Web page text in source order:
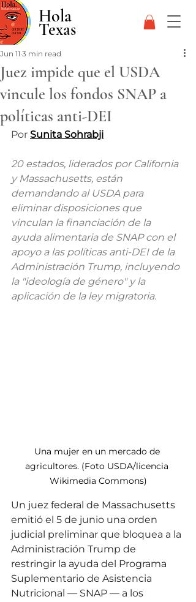
Hola
Texas
Juez impide que el USDA
vincule los fondos SNAP a
políticas anti-DEI
Jun 11 3 min read
Por Sunita Sohrabji
20 estados, liderados por California
y Massachusetts, están
demandando al USDA para
eliminar disposiciones que
vinculan la financiación de la
ayuda alimentaria de SNAP con el
apoyo a las políticas anti-DEI de la
Administración Trump, incluyendo
la "ideología de género" y la
aplicación de la ley migratoria.
Una mujer en un mercado de
agricultores. (Foto USDA/licencia
Wikimedia Commons)
Un juez federal de Massachusetts
emitió el 5 de junio una orden
judicial preliminar que bloquea a la
Administración Trump de
restringir la ayuda del Programa
Suplementario de Asistencia
Nutricional — SNAP — a los